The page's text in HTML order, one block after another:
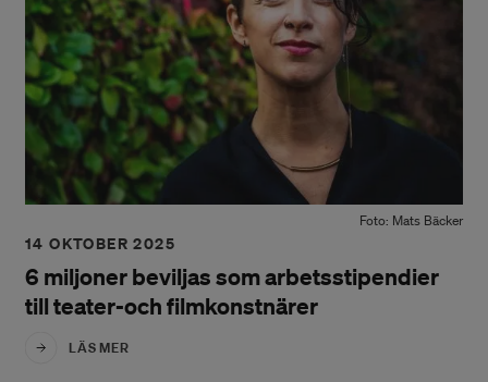
Foto: Mats Bäcker
14 OKTOBER 2025
6 miljoner beviljas som arbetsstipendier
till teater-och filmkonstnärer
LÄS MER